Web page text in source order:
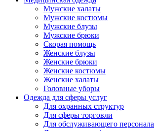
Мужские халаты
Мужские костюмы
Мужские блузы
Мужские брюки
Скорая помощь
Женские блузы
Женские брюки
Женские костюмы
Женские халаты
Головные уборы
Одежда для сферы услуг
Для охранных структур
Для сферы торговли
Для обслуживающего персонала